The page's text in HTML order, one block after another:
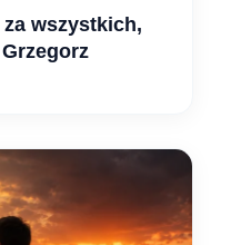
za wszystkich,